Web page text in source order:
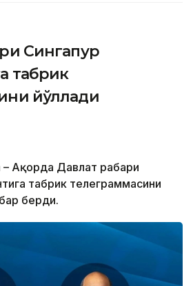
Сингапур
табрик
йўллади
Ақорда Давлат раҳбари
табрик телеграммасини
берди.